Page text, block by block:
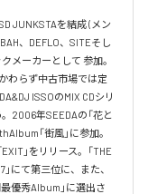
JUNKSTAを結成 (メン
、DEFLO、SITEそし
メーカーとして 参加。
わらず中古市場では定
ISSOのMIX CDシリ
2006年SEEDAの「花と
「街風」に参加。
」をリリース。「THE
」にて第三位に、また、
最優秀Album」に選出さ